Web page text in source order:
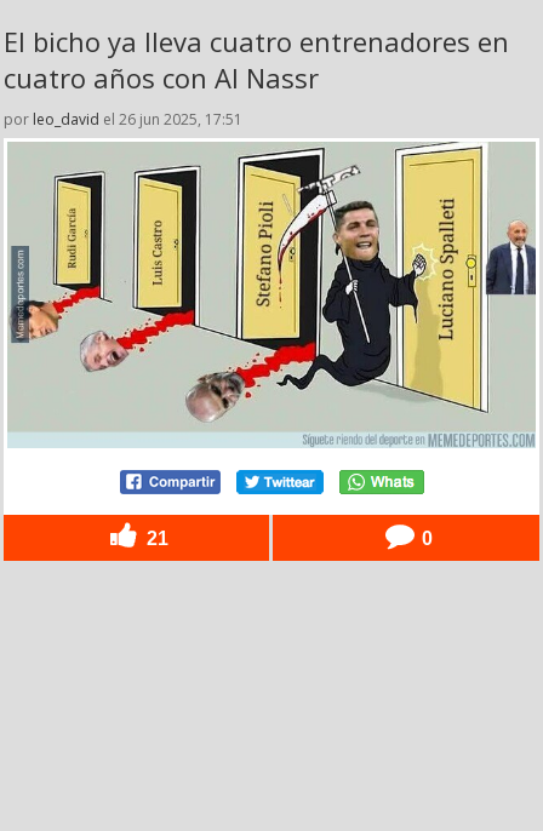
El bicho ya lleva cuatro entrenadores en
cuatro años con Al Nassr
por leo_david el 26 jun 2025, 17:51
21 0